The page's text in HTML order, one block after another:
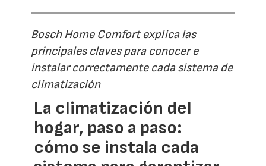
Bosch Home Comfort explica las
principales claves para conocer e
instalar correctamente cada sistema de
climatización
La climatización del
hogar, paso a paso:
cómo se instala cada